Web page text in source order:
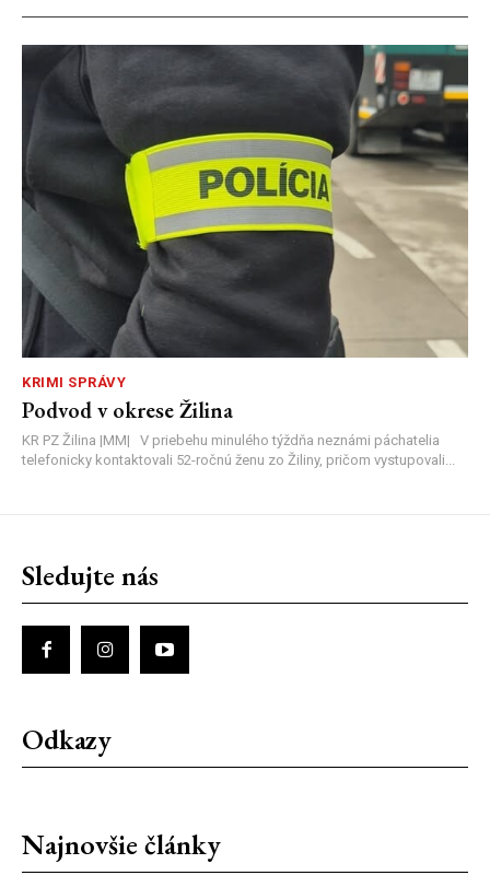
KRIMI SPRÁVY
Podvod v okrese Žilina
KR PZ Žilina |MM| V priebehu minulého týždňa neznámi páchatelia
telefonicky kontaktovali 52-ročnú ženu zo Žiliny, pričom vystupovali...
Sledujte nás
Odkazy
Najnovšie články